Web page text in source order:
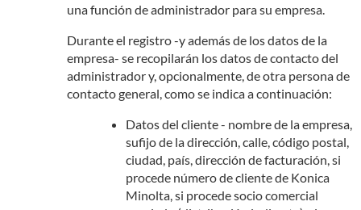
una función de administrador para su empresa.
Durante el registro -y además de los datos de la
empresa- se recopilarán los datos de contacto del
administrador y, opcionalmente, de otra persona de
contacto general, como se indica a continuación:
Datos del cliente - nombre de la empresa,
sufijo de la dirección, calle, código postal,
ciudad, país, dirección de facturación, si
procede número de cliente de Konica
Minolta, si procede socio comercial